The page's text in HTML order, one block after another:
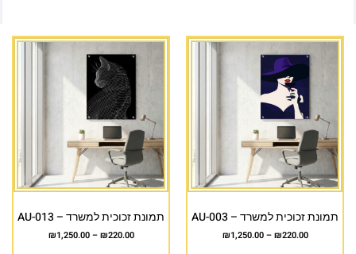
תמונת זכוכית למשרד – AU-003
₪220.00
–
₪1,250.00
תמונת זכוכית למשרד – AU-013
₪220.00
–
₪1,250.00